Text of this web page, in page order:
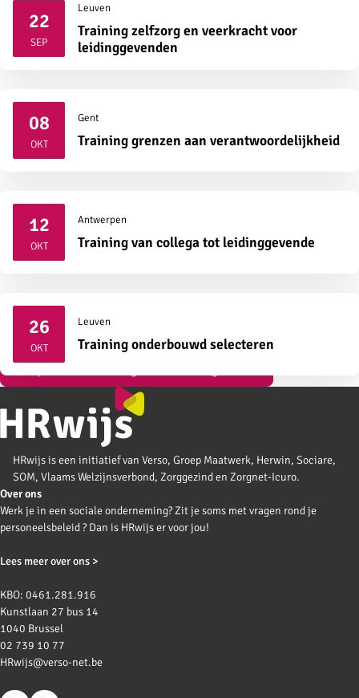
22
SEP2026
Leuven
Training zelfzorg en veerkracht voor
leidinggevenden
08
OKT2026
Gent
Training grenzen aan verantwoordelijkheid
12
OKT2026
Antwerpen
Training van collega tot leidinggevende
26
OKT2026
Leuven
Training onderbouwd selecteren
HRwijs is een initiatief van Verso, Groep Maatwerk, Herwin, Sociare,
SOM, Vlaams Welzijnsverbond, Zorggezind en Zorgnet-Icuro.
Over ons
Werk je in een sociale onderneming? Zit je soms met vragen rond je
personeelsbeleid ? Dan is HRwijs er voor jou!
Lees meer over ons >
KBO: 0461.281.916
Kunstlaan 27 bus 14
1040 Brussel
02 739 10 77
HRwijs@verso-net.be